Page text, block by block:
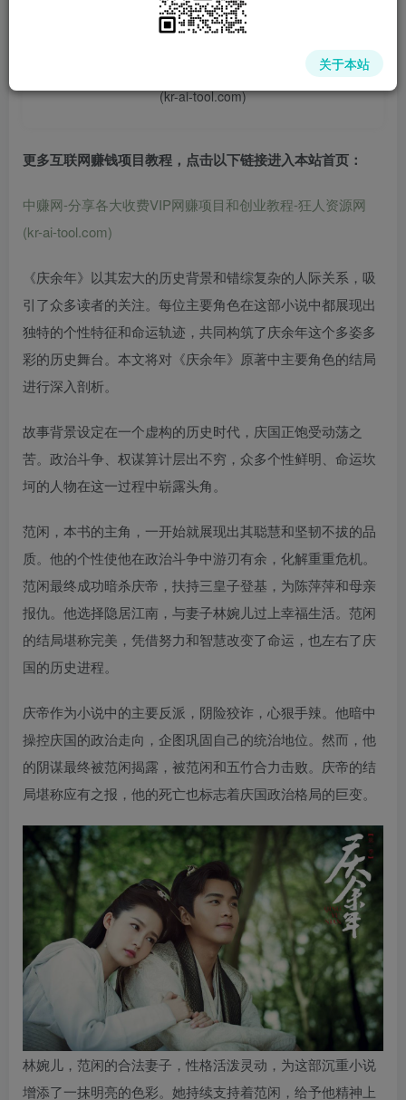
📌 1000➕互联网副业项目教程，更多网赚项目，点击以下
链接进入本站首页：
中赚网 - 分享各大收费VIP网赚项目和创业教程 - 狂人资源
(kr-ai-tool.com)
更多互联网赚钱项目教程，点击以下链接进入本站首页 ：
中赚网-分享各大收费VIP网赚项目和创业教程-狂人资源网
(kr-ai-tool.com)
《庆余年》以其宏大的历史背景和错综复杂的人际关系，吸
引了众多读者的关注。每位主要角色在这部小说中都展现出
独特的个性特征和命运轨迹，共同构筑了庆余年这个多姿多
彩的历史舞台。本文将对《庆余年》原著中主要角色的结局
进行深入剖析。
故事背景设定在一个虚构的历史时代，庆国正饱受动荡之
苦。政治斗争、权谋算计层出不穷，众多个性鲜明、命运坎
坷的人物在这一过程中崭露头角。
范闲，本书的主角，一开始就展现出其聪慧和坚韧不拔的品
质。他的个性使他在政治斗争中游刃有余，化解重重危机。
范闲最终成功暗杀庆帝，扶持三皇子登基，为陈萍萍和母亲
报仇。他选择隐居江南，与妻子林婉儿过上幸福生活。范闲
的结局堪称完美，凭借努力和智慧改变了命运，也左右了庆
国的历史进程。
庆帝作为小说中的主要反派，阴险狡诈，心狠手辣。他暗中
操控庆国的政治走向，企图巩固自己的统治地位。然而，他
的阴谋最终被范闲揭露，被范闲和五竹合力击败。庆帝的结
局堪称应有之报，他的死亡也标志着庆国政治格局的巨变。
林婉儿，范闲的合法妻子，性格活泼灵动，为这部沉重小说
增添了一抹明亮的色彩。她持续支持着范闲，给予他精神上
关于本站